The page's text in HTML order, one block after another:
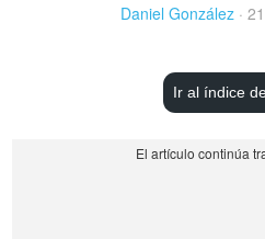
Daniel González ·
Ir al índice